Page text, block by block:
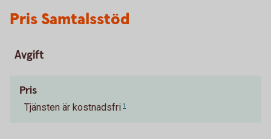
Pris Samtalsstöd
Avgift
Pris
Tjänsten är kostnadsfri 1